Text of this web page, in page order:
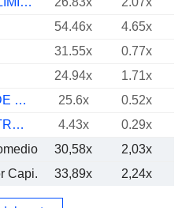
54.46x 4.65x
31.55x 0.77x
24.94x 1.71x
ACS, ACTIVIDADES DE CONSTRUCCIÓN Y SERVICIOS, S.A.
25.6x
0.52x
CHINA STATE CONSTRUCTION ENGINEERING CORPORATION LIMITED
4.43x
0.29x
30,58x 2,03x
Capi.
33,89x 2,24x